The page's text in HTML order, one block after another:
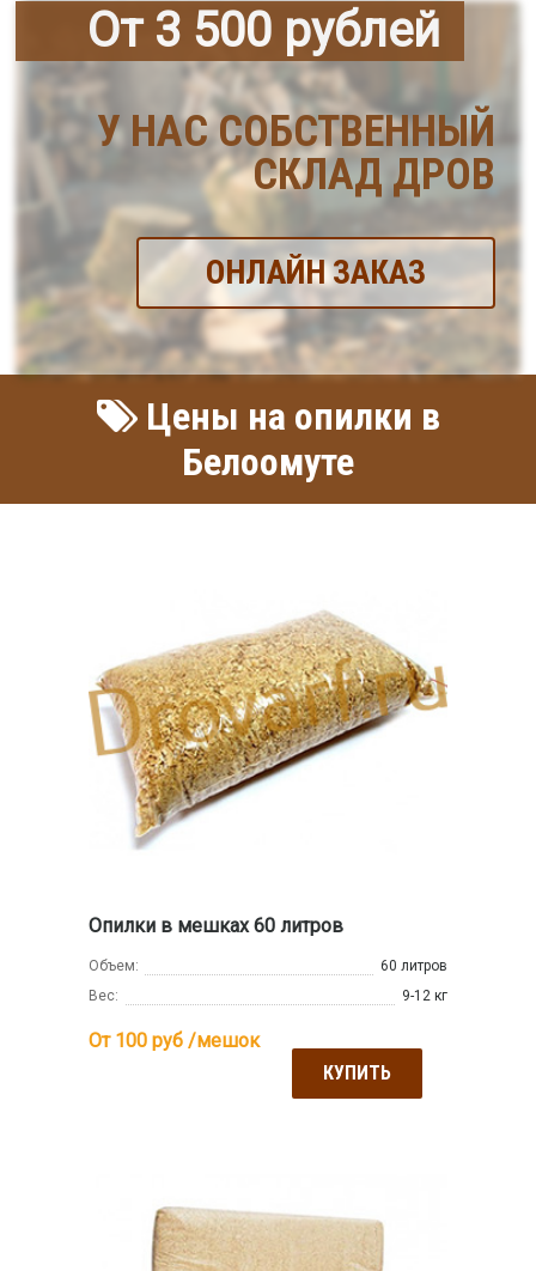
От 3 500 рублей
У НАС СОБСТВЕННЫЙ
СКЛАД ДРОВ
ОНЛАЙН ЗАКАЗ
Цены на опилки в
Белоомуте
Опилки в мешках 60 литров
Объем:
60 литров
Вес:
9-12 кг
От 100 руб /мешок
КУПИТЬ